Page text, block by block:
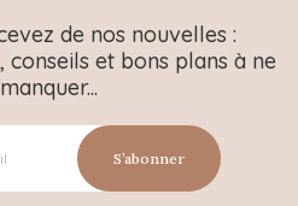
de nos nouvelles :
conseils et bons plans à ne
S’abonner